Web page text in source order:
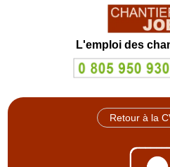
L'emploi des
Retour à la